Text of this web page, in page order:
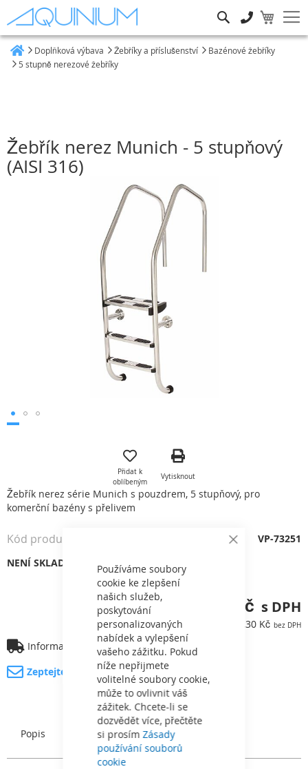
Close
Používáme soubory
cookie ke zlepšení
našich služeb,
poskytování
personalizovaných
nabídek a vylepšení
vašeho zážitku. Pokud
níže nepřijmete
volitelné soubory cookie,
může to ovlivnit váš
zážitek. Chcete-li se
dozvědět více, přečtěte
si prosímZásady
používání souborů
cookie
Doplňková výbava Žebříky a příslušenství
Bazénové žebříky
5 stupně nerezové žebříky
Žebřík nerez Munich - 5 stupňový
(AISI 316)
s
obrázky
Přidat k
oblíbeným
Vytisknout
Žebřík nerez série Munich s pouzdrem, 5 stupňový, pro
komerční bazény s přelivem
20 793,00 Kč
17 184,30 Kč
NENÍ SKLADEM
Kód produktu VP-73251
Informace o dopravě
Zeptejte se na produkt
Popis Charakteristický